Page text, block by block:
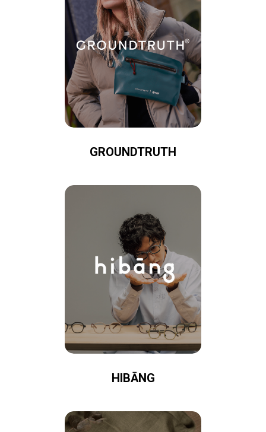
GROUNDTRUTH
HIBĀNG